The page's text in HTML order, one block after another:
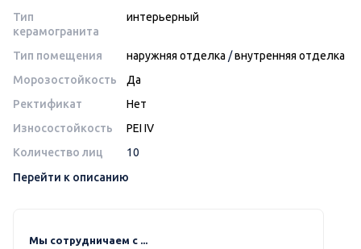
Тип
керамогранита
интерьерный
Тип помещения наружняя отделка /внутренняя отделка
Морозостойкость
Да
Ректификат
Нет
Износостойкость
PEI IV
Количество лиц
10
Перейти к описанию
Мы сотрудничаем с ...